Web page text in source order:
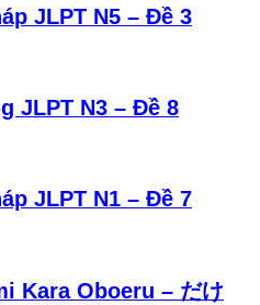
JLPT N5 – Đề 3
JLPT N3 – Đề 8
JLPT N1 – Đề 7
Kara Oboeru – だけ